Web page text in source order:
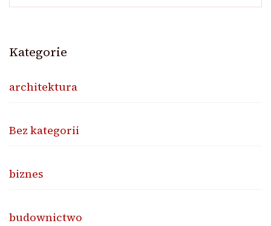
Kategorie
architektura
Bez kategorii
biznes
budownictwo